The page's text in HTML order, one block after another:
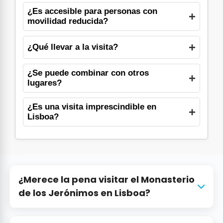
¿Es accesible para personas con
movilidad reducida?
¿Qué llevar a la visita?
¿Se puede combinar con otros
lugares?
¿Es una visita imprescindible en
Lisboa?
¿Merece la pena visitar el Monasterio
de los Jerónimos en Lisboa?